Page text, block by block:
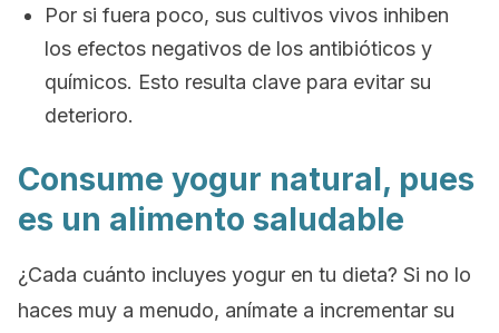
Por si fuera poco, sus cultivos vivos inhiben
los efectos negativos de los antibióticos y
químicos. Esto resulta clave para evitar su
deterioro.
Consume yogur natural, pues
es un alimento saludable
¿Cada cuánto incluyes yogur en tu dieta? Si no lo
haces muy a menudo, anímate a incrementar su